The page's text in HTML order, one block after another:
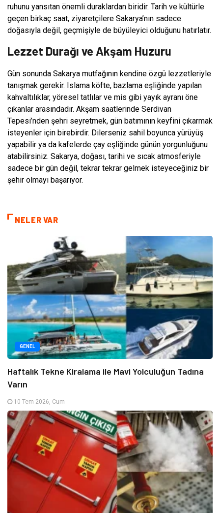
ruhunu yansıtan önemli duraklardan biridir. Tarih ve kültürle
geçen birkaç saat, ziyaretçilere Sakarya’nın sadece
doğasıyla değil, geçmişiyle de büyüleyici olduğunu hatırlatır.
Lezzet Durağı ve Akşam Huzuru
Gün sonunda Sakarya mutfağının kendine özgü lezzetleriyle
tanışmak gerekir. Islama köfte, bazlama eşliğinde yapılan
kahvaltılıklar, yöresel tatlılar ve mis gibi yayık ayranı öne
çıkanlar arasındadır. Akşam saatlerinde Serdivan
Tepesi’nden şehri seyretmek, gün batımının keyfini çıkarmak
isteyenler için birebirdir. Dilerseniz sahil boyunca yürüyüş
yapabilir ya da kafelerde çay eşliğinde günün yorgunluğunu
atabilirsiniz. Sakarya, doğası, tarihi ve sıcak atmosferiyle
sadece bir gün değil, tekrar tekrar gelmek isteyeceğiniz bir
şehir olmayı başarıyor.
NELER VAR
GENEL
Haftalık Tekne Kiralama ile Mavi Yolculuğun Tadına
Varın
10 Tem 2026, Cum